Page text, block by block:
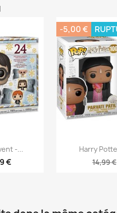
-...
€
Harry
14,99 €
-5,00 €
